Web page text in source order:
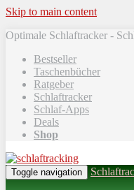
Skip to main content
Optimale Schlaftracker -
Bestseller
Taschenbücher
Ratgeber
Schlaftracker
Schlaf-Apps
Deals
Shop
Toggle navigation